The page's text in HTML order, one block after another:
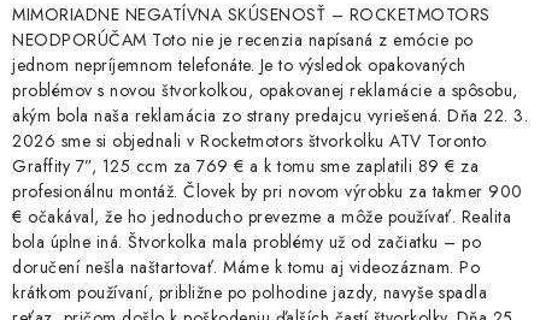
MIMORIADNE NEGATÍVNA SKÚSENOSŤ – ROCKETMOTORS
NEODPORÚČAM Toto nie je recenzia napísaná z emócie po
jednom nepríjemnom telefonáte. Je to výsledok opakovaných
problémov s novou štvorkolkou, opakovanej reklamácie a spôsobu,
akým bola naša reklamácia zo strany predajcu vyriešená. Dňa 22. 3.
2026 sme si objednali v Rocketmotors štvorkolku ATV Toronto
Graffity 7”, 125 ccm za 769 € a k tomu sme zaplatili 89 € za
profesionálnu montáž. Človek by pri novom výrobku za takmer 900
€ očakával, že ho jednoducho prevezme a môže používať. Realita
bola úplne iná. Štvorkolka mala problémy už od začiatku – po
doručení nešla naštartovať. Máme k tomu aj videozáznam. Po
krátkom používaní, približne po polhodine jazdy, navyše spadla